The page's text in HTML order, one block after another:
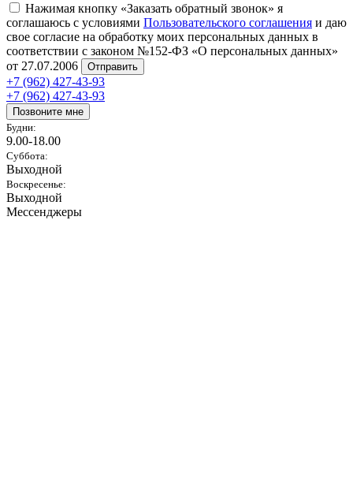
Нажимая кнопку «Заказать обратный звонок» я
соглашаюсь с условиями Пользовательского соглашения и даю
свое согласие на обработку моих персональных данных в
соответствии с законом №152-ФЗ «О персональных данных»
от 27.07.2006
Отправить
+7 (962) 427-43-93
+7 (962) 427-43-93
Позвоните мне
Будни:
9.00-18.00
Суббота:
Выходной
Воскресенье:
Выходной
Мессенджеры